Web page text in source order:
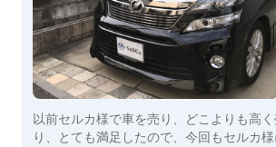
以前セルカ様で車を売り、どこよりも高
り、とても満足したので、今回もセルカ